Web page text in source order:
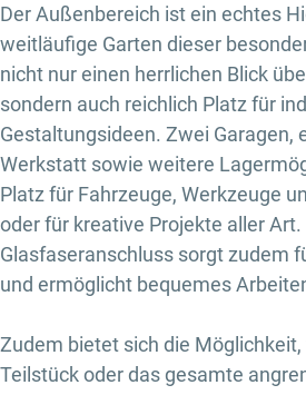
Der Außenbereich ist ein echtes
weitläufige Garten dieser
nicht nur einen herrlichen Blick
sondern auch reichlich Platz für
Gestaltungsideen. Zwei Garagen,
Werkstatt sowie weitere
Platz für Fahrzeuge, Werkzeuge
oder für kreative Projekte aller Art.
Glasfaseranschluss sorgt zudem
und ermöglicht bequemes
Zudem bietet sich die
Teilstück oder das gesamte